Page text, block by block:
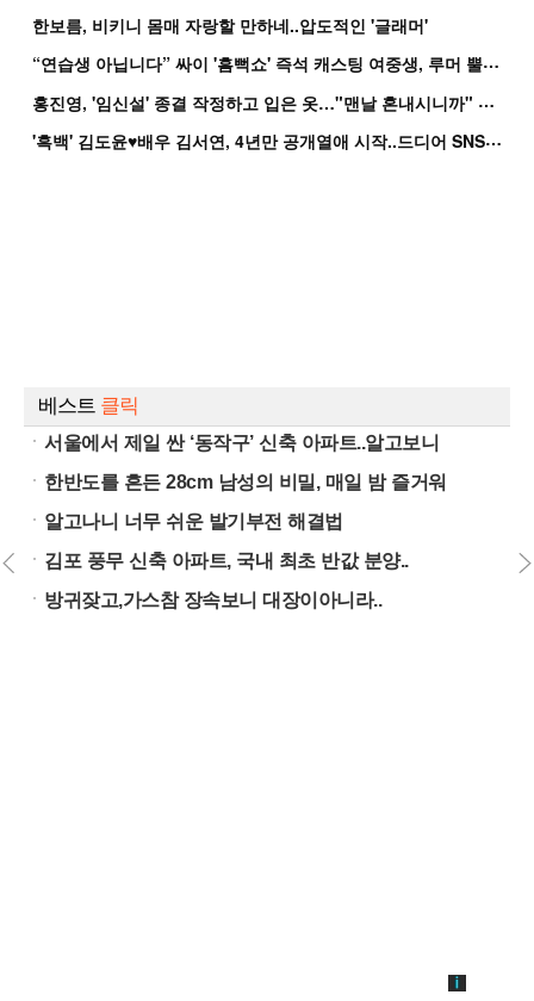
한보름, 비키니 몸매 자랑할 만하네..압도적인 '글래머'
“
연습생 아닙니다” 싸이 '흠뻑쇼' 즉석 캐스팅 여중생, 루머 뿔났다[Oh!쎈 이...
홍
진영, '임신설' 종결 작정하고 입은 옷…"맨날 혼내시니까" 억울
'
흑백' 김도윤♥배우 김서연, 4년만 공개열애 시작..드디어 SNS에 노출 [핫피...